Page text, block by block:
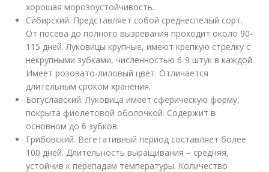
хорошая морозоустойчивость.
Сибирский. Представляет собой среднеспелый сорт.
От посева до полного вызревания проходит около 90-
115 дней. Луковицы крупные, имеют крепкую стрелку с
некрупными зубками, численностью 6-9 штук в каждой.
Имеет розовато-лиловый цвет. Отличается
длительным сроком хранения.
Богуславский. Луковица имеет сферическую форму,
покрыта фиолетовой оболочкой. Содержит в
основном до 6 зубков.
Грибовский. Вегетативный период составляет более
100 дней. Длительность выращивания – средняя,
устойчив к перепадам температуры. Количество